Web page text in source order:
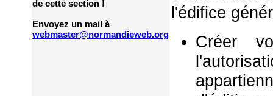
de cette section !
Envoyez un mail à
webmaster@normandieweb.org
l'édifice
Créer